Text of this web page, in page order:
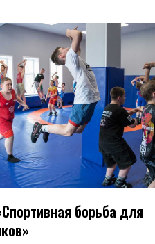
борьба для